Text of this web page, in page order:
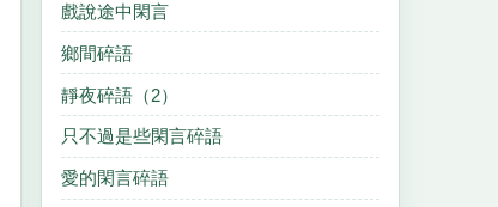
戲說途中閑言
鄉間碎語
靜夜碎語（2）
只不過是些閑言碎語
愛的閑言碎語